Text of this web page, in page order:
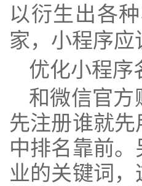
以衍生出各
家，小程序
优化小程序
和微信官方
先注册谁就
中排名靠前
业的关键词